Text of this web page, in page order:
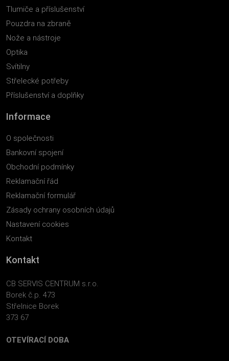
Tlumiče a příslušenství
Pouzdra na zbraně
Nože a nástroje
Optika
Svítilny
Střelecké potřeby
Příslušenství a doplňky
Informace
O společnosti
Bankovní spojení
Obchodní podmínky
Reklamační řád
Reklamační formulář
Zásady ochrany osobních údajů
Nastavení cookies
Kontakt
Kontakt
CB SERVIS CENTRUM s.r.o.
Borek č.p. 473
Střelnice Borek
373 67
OTEVÍRACÍ DOBA